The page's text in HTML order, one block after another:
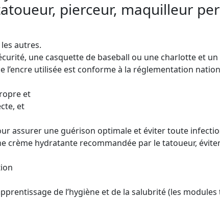
pierceur, maquilleur
autres.
une casquette de baseball ou une charlotte et un
utilisée est conforme à la réglementation
et
et
assurer une guérison optimale et éviter toute
hydratante recommandée par le tatoueur,
de l’hygiène et de la salubrité (les